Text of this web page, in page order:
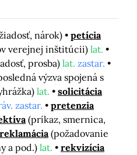
nárok)
petícia
verejnej inštitúcii)lat.
prosba)lat. zastar.
výzva spojená s
lat.
solicitácia
zastar.
pretenzia
(príkaz, smernica,
reklamácia (požadovanie
a pod.) lat.
rekvizícia